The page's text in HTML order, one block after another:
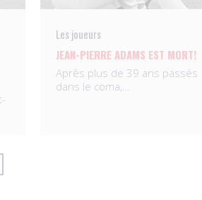
Les joueurs
JEAN-PIERRE ADAMS EST MORT!
Après plus de 39 ans passés
dans le coma,…